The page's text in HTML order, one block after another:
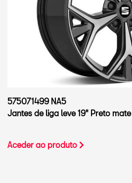
575071499 NA5
Jantes de liga leve 19" Preto mate
Aceder ao produto